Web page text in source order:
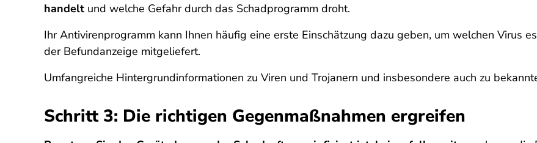
handelt und welche Gefahr durch das Schadprogramm droht.
Ihr Antivirenprogramm kann Ihnen häufig eine erste Einschätzung dazu geben, um welchen Virus
der Befundanzeige mitgeliefert.
Umfangreiche Hintergrundinformationen zu Viren und Trojanern und insbesondere auch zu
Schritt 3: Die richtigen Gegenmaßnahmen ergreifen